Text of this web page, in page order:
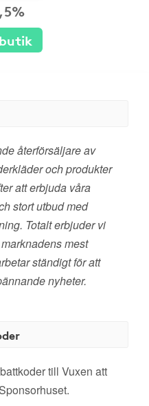
återförsäljare av
och produkter
att erbjuda våra
stort utbud med
Totalt erbjuder vi
mest
ständigt för att
nyheter.
till Vuxen att